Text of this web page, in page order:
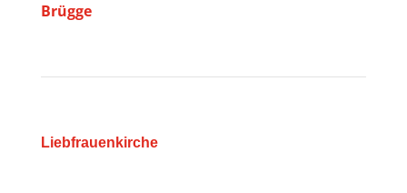
Brügge
Liebfrauenkirche